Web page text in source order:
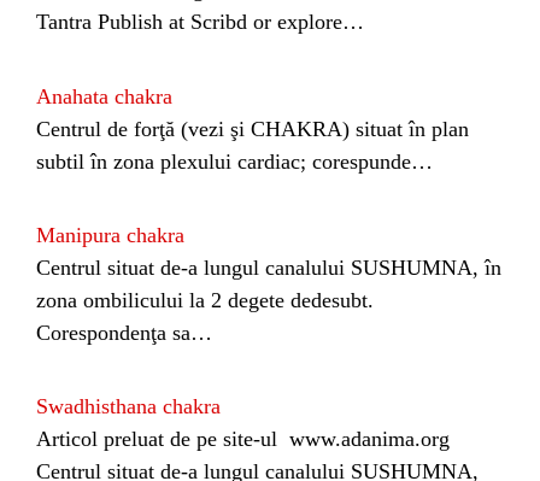
Tantra Publish at Scribd or explore…
Anahata chakra
Centrul de forţă (vezi şi CHAKRA) situat în plan
subtil în zona plexului cardiac; corespunde…
Manipura chakra
Centrul situat de-a lungul canalului SUSHUMNA, în
zona ombilicului la 2 degete dedesubt.
Corespondenţa sa…
Swadhisthana chakra
Articol preluat de pe site-ul www.adanima.org
Centrul situat de-a lungul canalului SUSHUMNA,